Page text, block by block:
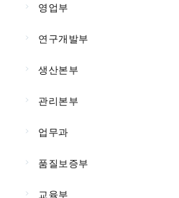
영업부
연구개발부
생산본부
관리본부
업무과
품질보증부
교육부